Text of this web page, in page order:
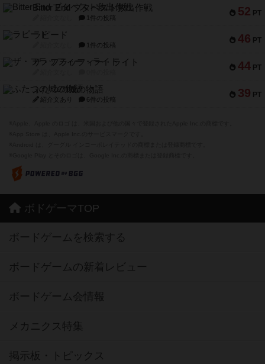
52 PT
Bitter End ブタペスト救出作戦
1件の投稿
46 PT
ラピード
1件の投稿
44 PT
ザ・フラッフィー・ライト
39 PT
ふたつの城の物語
紹介文あり 6件の投稿
ボドゲーマTOP
ボードゲームを検索する
ボードゲームの新着レビュー
ボードゲーム会情報
メカニクス特集
掲示板・トピックス